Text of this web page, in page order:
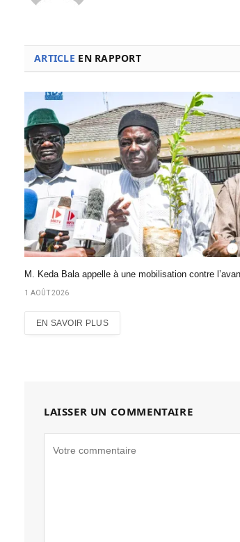
ARTICLE EN RAPPORT
M. Keda Bala appelle à une mobilisation contre
1 AOÛT 2026
EN SAVOIR PLUS
LAISSER UN COMMENTAIRE